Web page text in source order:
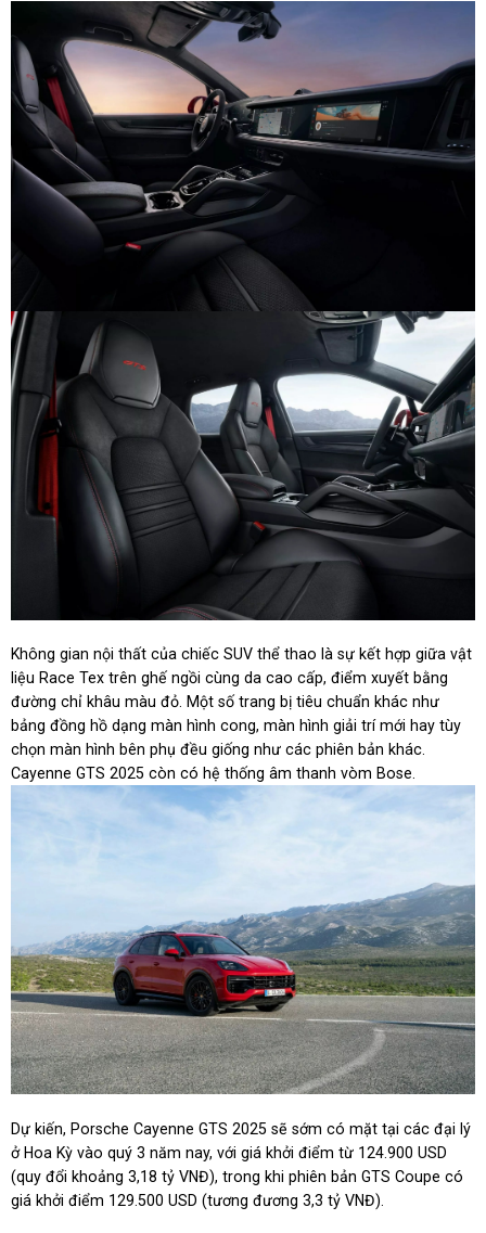
Không gian nội thất của chiếc SUV thể thao là sự kết hợp giữa vật
liệu Race Tex trên ghế ngồi cùng da cao cấp, điểm xuyết bằng
đường chỉ khâu màu đỏ. Một số trang bị tiêu chuẩn khác như
bảng đồng hồ dạng màn hình cong, màn hình giải trí mới hay tùy
chọn màn hình bên phụ đều giống như các phiên bản khác.
Cayenne GTS 2025 còn có hệ thống âm thanh vòm Bose.
Dự kiến, Porsche Cayenne GTS 2025 sẽ sớm có mặt tại các đại lý
ở Hoa Kỳ vào quý 3 năm nay, với giá khởi điểm từ 124.900 USD
(quy đổi khoảng 3,18 tỷ VNĐ), trong khi phiên bản GTS Coupe có
giá khởi điểm 129.500 USD (tương đương 3,3 tỷ VNĐ).